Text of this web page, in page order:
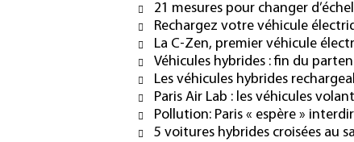
21 mesures pour changer
Rechargez votre véhicule
La C-Zen, premier véhicule
Véhicules hybrides : fin du
Les véhicules hybrides
Paris Air Lab : les véhicules
Pollution: Paris « espère »
5 voitures hybrides croisées au